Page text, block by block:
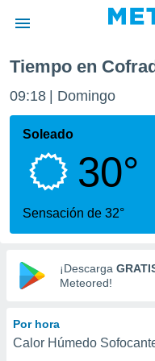
de
ha sido
calidad.
a este
las
y
digital
basada
Tiempo en
09:18 Domingo
Soleado
30°
Sensación de 32°
¡Descarga
Meteored!
Por hora
Calor Húmedo